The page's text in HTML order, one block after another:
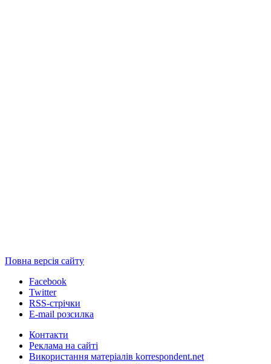
Повна версія сайту
Facebook
Twitter
RSS-стрічки
E-mail розсилка
Контакти
Реклама на сайті
Використання матеріалів korrespondent.net